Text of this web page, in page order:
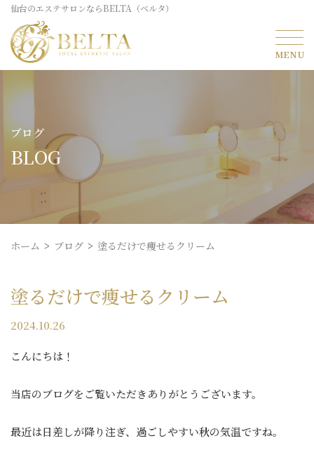
仙台のエステサロンならBELTA（ベルタ）
ブログ
BLOG
ホーム ブログ 塗るだけで痩せるクリーム
塗るだけで痩せるクリーム
2024.10.26
こんにちは！
当店のブログをご覧いただきありがとうございます。
最近は日差しが降り注ぎ、過ごしやすい秋の気温ですね。